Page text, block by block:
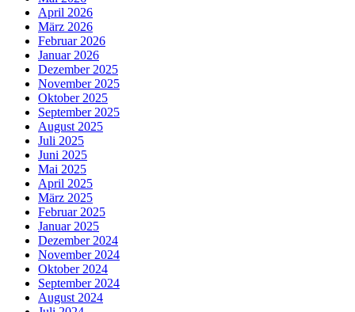
April 2026
März 2026
Februar 2026
Januar 2026
Dezember 2025
November 2025
Oktober 2025
September 2025
August 2025
Juli 2025
Juni 2025
Mai 2025
April 2025
März 2025
Februar 2025
Januar 2025
Dezember 2024
November 2024
Oktober 2024
September 2024
August 2024